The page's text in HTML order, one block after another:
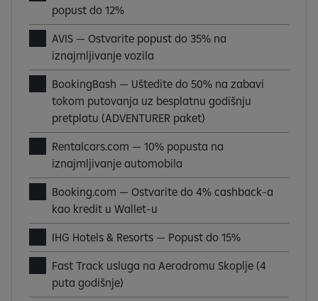
popust do 12%
AVIS — Ostvarite popust do 35% na
iznajmljivanje vozila
BookingBash — Uštedite do 50% na zabavi
tokom putovanja uz besplatnu godišnju
pretplatu (ADVENTURER paket)
Rentalcars.com — 10% popusta na
iznajmljivanje automobila
Booking.com — Ostvarite do 4% cashback-a
kao kredit u Wallet-u
IHG Hotels & Resorts — Popust do 15%
Fast Track usluga na Aerodromu Skoplje (4
puta godišnje)